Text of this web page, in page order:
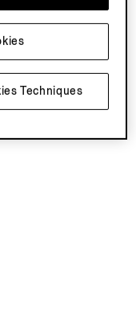
Techniques